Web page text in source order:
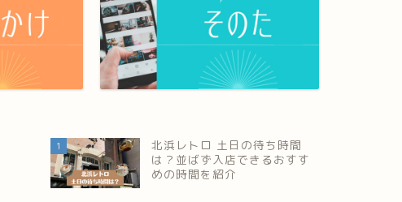
1
北浜レトロ 土日の待ち時間
は？並ばず入店できるおすす
めの時間を紹介